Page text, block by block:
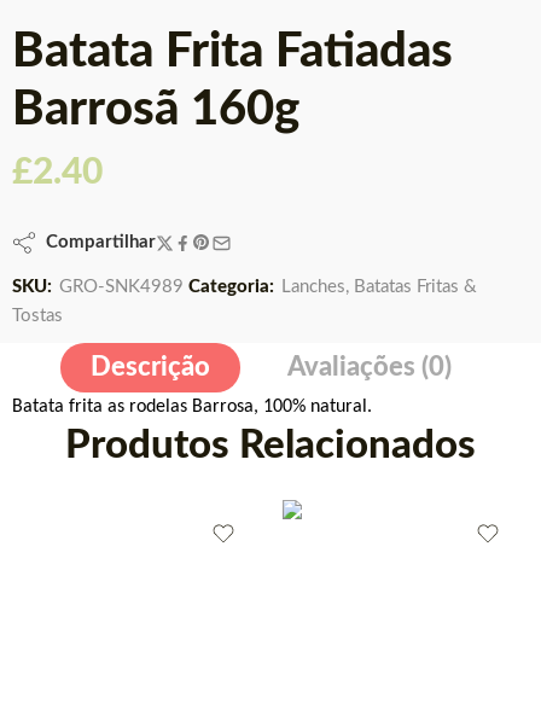
Batata Frita Fatiadas
Barrosã 160g
£2.40
Compartilhar
SKU: GRO-SNK4989 Categoria:
Lanches, Batatas Fritas &
Tostas
Descrição Avaliações (0)
Batata frita as rodelas Barrosa, 100% natural.
Produtos Relacionados